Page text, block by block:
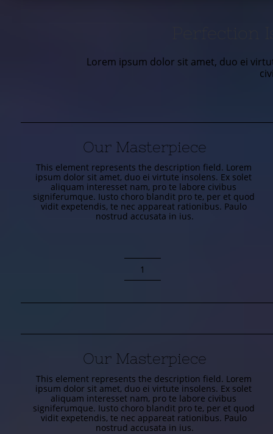
This element represents the description field. Lorem
ipsum dolor sit amet, duo ei virtute insolens. Ex solet
aliquam interesset nam, pro te labore civibus
signiferumque. Iusto choro blandit pro te, per et quod
vidit expetendis, te nec appareat rationibus. Paulo
nostrud accusata in ius.
Our Masterpiece
1
This element represents the description field. Lorem
ipsum dolor sit amet, duo ei virtute insolens. Ex solet
aliquam interesset nam, pro te labore civibus
signiferumque. Iusto choro blandit pro te, per et quod
vidit expetendis, te nec appareat rationibus. Paulo
nostrud accusata in ius.
Our Masterpiece
Lorem ipsum dolor sit amet, duo ei